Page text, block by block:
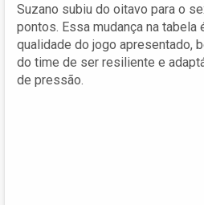
Suzano subiu do oitavo para o
pontos. Essa mudança na
qualidade do jogo apresentado,
do time de ser resiliente e
de pressão.